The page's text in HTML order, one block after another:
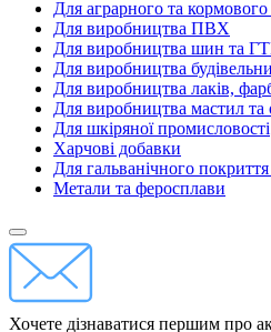
Для аграрного та
Для виробництва ПВХ
Для виробництва шин та
Для виробництва
Для виробництва лаків,
Для виробництва мастил та
Для шкіряної промисловості
Харчові добавки
Для гальванічного покриття
Метали та феросплави
Хочете дізнаватися першим про